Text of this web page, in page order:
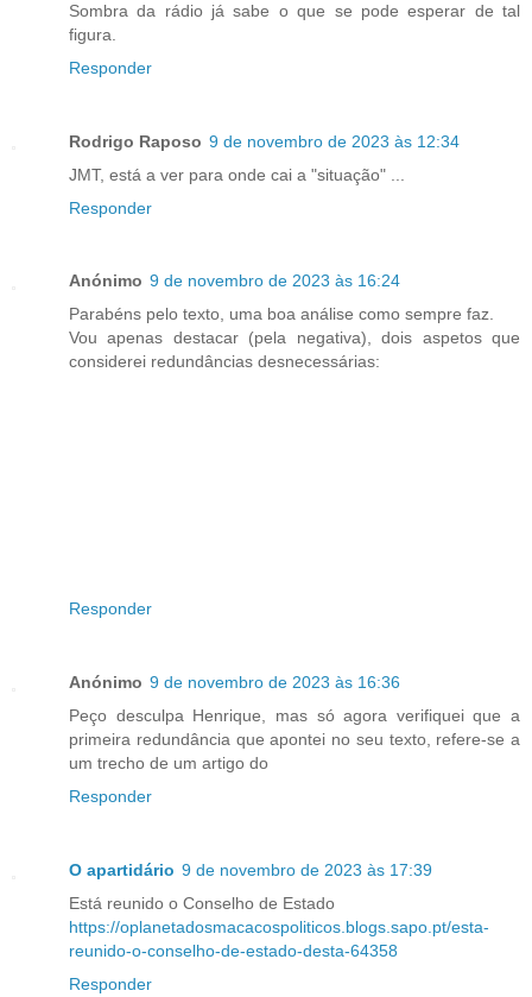
Sombra da rádio já sabe o que se pode esperar de tal
figura.
Responder
Rodrigo Raposo 9 de novembro de 2023 às 12:34
JMT, está a ver para onde cai a "situação" ...
Responder
Anónimo 9 de novembro de 2023 às 16:24
Parabéns pelo texto, uma boa análise como sempre faz.
Vou apenas destacar (pela negativa), dois aspetos que
considerei redundâncias desnecessárias:
Responder
Anónimo 9 de novembro de 2023 às 16:36
Peço desculpa Henrique, mas só agora verifiquei que a
primeira redundância que apontei no seu texto, refere-se a
um trecho de um artigo do
Responder
O apartidário 9 de novembro de 2023 às 17:39
Está reunido o Conselho de Estado
https://oplanetadosmacacospoliticos.blogs.sapo.pt/esta-
reunido-o-conselho-de-estado-desta-64358
Responder